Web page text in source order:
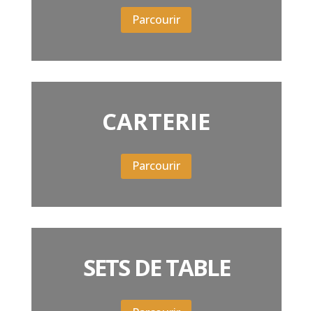
Parcourir
CARTERIE
Parcourir
SETS DE TABLE